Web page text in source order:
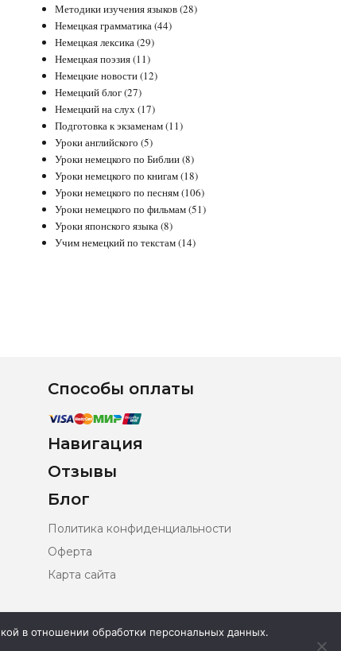
Методики изучения языков(28)
Немецкая грамматика(44)
Немецкая лексика(29)
Немецкая поэзия(11)
Немецкие новости(12)
Немецкий блог(27)
Немецкий на слух(17)
Подготовка к экзаменам(11)
Уроки английского (5)
Уроки немецкого по Библии(8)
Уроки немецкого по книгам(18)
Уроки немецкого по песням(106)
Уроки немецкого по фильмам(51)
Уроки японского языка(8)
Учим немецкий по текстам(14)
Способы оплаты
Навигация
Отзывы
Блог
Политика конфиденциальности
Оферта
Карта сайта
в отношении обработки персональных данных.